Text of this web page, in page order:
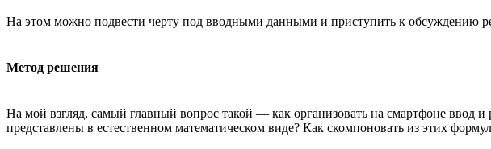
На этом можно подвести черту под вводными данными и приступить к обсуждению
Метод решения
На мой взгляд, самый главный вопрос такой — как организовать на смартфоне ввод
представлены в естественном математическом виде? Как скомпоновать из этих